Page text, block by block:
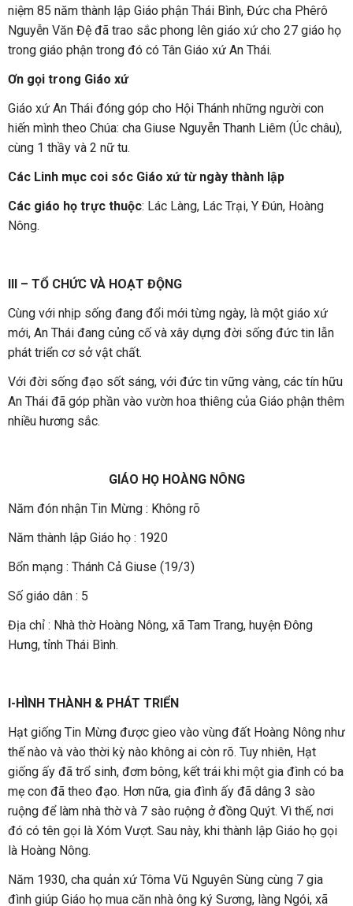
niệm 85 năm thành lập Giáo phận Thái Bình, Đức cha Phêrô
Nguyễn Văn Đệ đã trao sắc phong lên giáo xứ cho 27 giáo họ
trong giáo phận trong đó có Tân Giáo xứ An Thái.
Ơn gọi trong Giáo xứ
Giáo xứ An Thái đóng góp cho Hội Thánh những người con
hiến mình theo Chúa: cha Giuse Nguyễn Thanh Liêm (Úc châu),
cùng 1 thầy và 2 nữ tu.
Các Linh mục coi sóc Giáo xứ từ ngày thành lập
Các giáo họ trực thuộc: Lác Làng, Lác Trại, Y Đún, Hoàng
Nông.
III – TỔ CHỨC VÀ HOẠT ĐỘNG
Cùng với nhịp sống đang đổi mới từng ngày, là một giáo xứ
mới, An Thái đang củng cố và xây dựng đời sống đức tin lẫn
phát triển cơ sở vật chất.
Với đời sống đạo sốt sáng, với đức tin vững vàng, các tín hữu
An Thái đã góp phần vào vườn hoa thiêng của Giáo phận thêm
nhiều hương sắc.
GIÁO HỌ HOÀNG NÔNG
Năm đón nhận Tin Mừng : Không rõ
Năm thành lập Giáo họ : 1920
Bổn mạng : Thánh Cả Giuse (19/3)
Số giáo dân : 5
Địa chỉ : Nhà thờ Hoàng Nông, xã Tam Trang, huyện Đông
Hưng, tỉnh Thái Bình.
I-HÌNH THÀNH & PHÁT TRIỂN
Hạt giống Tin Mừng được gieo vào vùng đất Hoàng Nông như
thế nào và vào thời kỳ nào không ai còn rõ. Tuy nhiên, Hạt
giống ấy đã trổ sinh, đơm bông, kết trái khi một gia đình có ba
mẹ con đã theo đạo. Hơn nữa, gia đình ấy đã dâng 3 sào
ruộng để làm nhà thờ và 7 sào ruộng ở đồng Quýt. Vì thế, nơi
đó có tên gọi là Xóm Vượt. Sau này, khi thành lập Giáo họ gọi
là Hoàng Nông.
Năm 1930, cha quản xứ Tôma Vũ Nguyên Sùng cùng 7 gia
đình giúp Giáo họ mua căn nhà ông ký Sương, làng Ngói, xã